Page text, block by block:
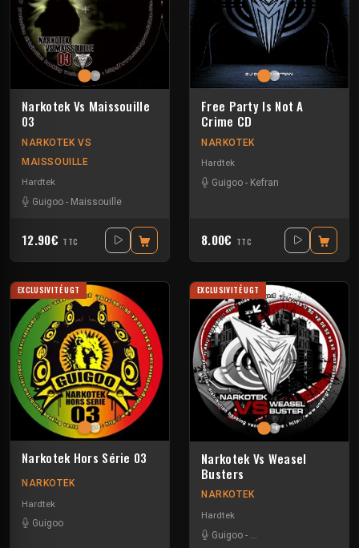
Narkotek Vs Maissouille
03
NARKOTEK VS
MAISSOUILLE
Hardtek
Guigoo - Maissouille
12.90€ TTC
Free Party Is Not A
Crime CD
NARKOTEK
Hardtek
Guigoo - Kefran
8.00€ TTC
EXCLUSIVITÉ UGT
Narkotek Hors Série 03
NARKOTEK
Hardtek
Guigoo
EXCLUSIVITÉ UGT
Narkotek Vs Weasel
Busters
NARKOTEK
Hardtek
Guigoo -